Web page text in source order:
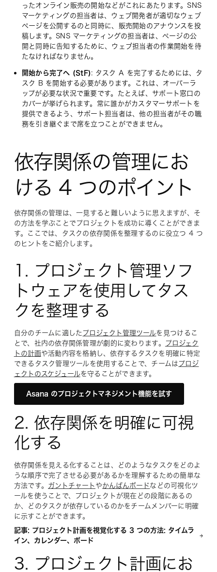
ったオンライン販売の開始などがこれにあたります。SNS
マーケティングの担当者は、ウェブ開発者が適切なウェブ
ページを公開するのと同時に、販売開始のアナウンスを投
稿します。SNS マーケティングの担当者は、ページの公
開と同時に告知するために、ウェブ担当者の作業開始を待
たなければなりません。
開始から完了へ (StF) : タスク A を完了するためには、タ
スク B を開始する必要があります。これは、オーバーラ
ップが必要な状況で重要です。たとえば、サポート窓口の
カバーが挙げられます。常に誰かがカスタマーサポートを
提供できるよう、サポート担当者は、他の担当者がその職
務を引き継ぐまで席を立つことができません。
依存関係の管理にお
ける 4 つのポイント
依存関係の管理は、一見すると難しいように思えますが、そ
の方法を学ぶことでプロジェクトを成功に導くことができま
す。ここでは、タスクの依存関係を整理するのに役立つ 4 つ
のヒントをご紹介します。
1. プロジェクト管理ソフ
トウェアを使用してタス
クを整理する
自分のチームに適した プロジェクト管理ツールを見つけるこ
とで、社内の依存関係管理が劇的に変わります。
プロジェク
トの計画や活動内容を格納し、依存するタスクを明確に特定
できるタスク管理ツールを使用することで、チームは プロジ
ェクトのスケジュールを守ることができます。
Asana のプロジェクトマネジメント機能を試す
2. 依存関係を明確に可視
化する
依存関係を見える化することは、どのようなタスクをどのよ
うな順序で完了させる必要があるかを理解するための簡単な
方法です。 ガントチャート やかんばんボード などの可視化ツ
ールを使うことで、プロジェクトが現在どの段階にあるの
か、どのタスクが依存しているのかをチームメンバーに明確
に示すことができます。
記事: プロジェクト計画を視覚化する 3 つの方法: タイムラ
イン、カレンダー、ボード
3. プロジェクト計画にお